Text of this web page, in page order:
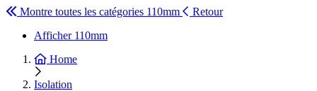
Montre toutes les catégories 110mm
Retour
Afficher 110mm
Home
Isolation